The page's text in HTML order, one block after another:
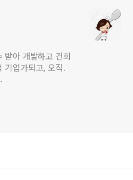
받아 개발하고 건희
기업가되고, 오직.